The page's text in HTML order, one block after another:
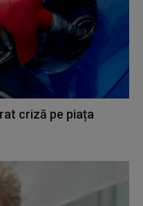
criză pe piața